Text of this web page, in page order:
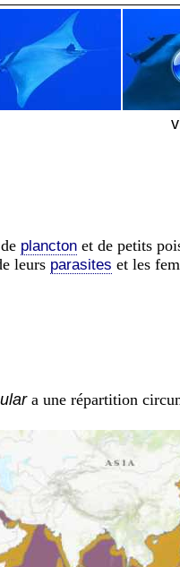
plancton et de petits
leurs parasites et les
a une répartition